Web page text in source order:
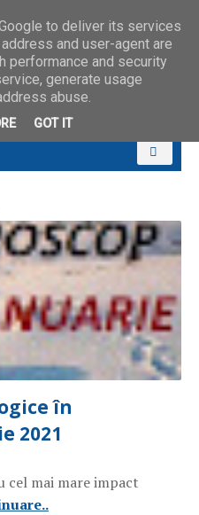
în
2021
cel mai mare impact
to deliver its services
and user-agent are
performance and security
generate usage
abuse.
GOT IT